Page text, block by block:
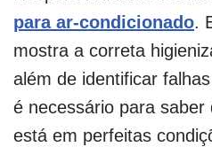
para ar-condicionado.
mostra a correta
além de identificar
é necessário para
está em perfeitas